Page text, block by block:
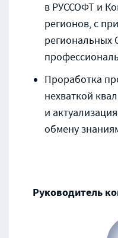
в РУССОФТ и
регионов, с
региональных
Проработка
нехваткой
и
обмену
Руководитель